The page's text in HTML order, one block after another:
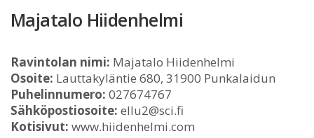
Majatalo Hiidenhelmi
Ravintolan nimi: Majatalo Hiidenhelmi
Osoite: Lauttakyläntie 680, 31900 Punkalaidun
Puhelinnumero: 027674767
Sähköpostiosoite: ellu2@sci.fi
Kotisivut: www.hiidenhelmi.com